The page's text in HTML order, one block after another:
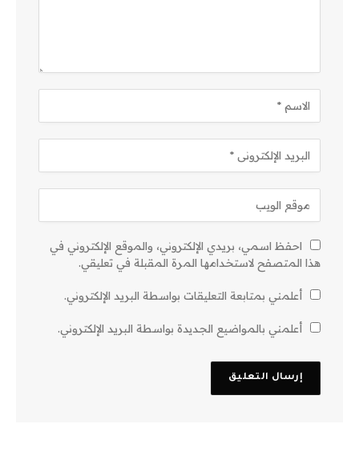
احفظ اسمي، بريدي الإلكتروني، والموقع الإلكتروني في
هذا المتصفح لاستخدامها المرة المقبلة في تعليقي.
أعلمني بمتابعة التعليقات بواسطة البريد الإلكتروني.
أعلمني بالمواضيع الجديدة بواسطة البريد الإلكتروني.